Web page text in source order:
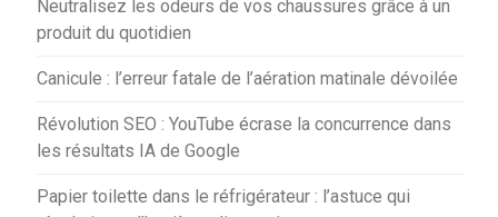
Neutralisez les odeurs de vos chaussures grâce à un
produit du quotidien
Canicule : l’erreur fatale de l’aération matinale dévoilée
Révolution SEO : YouTube écrase la concurrence dans
les résultats IA de Google
Papier toilette dans le réfrigérateur : l’astuce qui